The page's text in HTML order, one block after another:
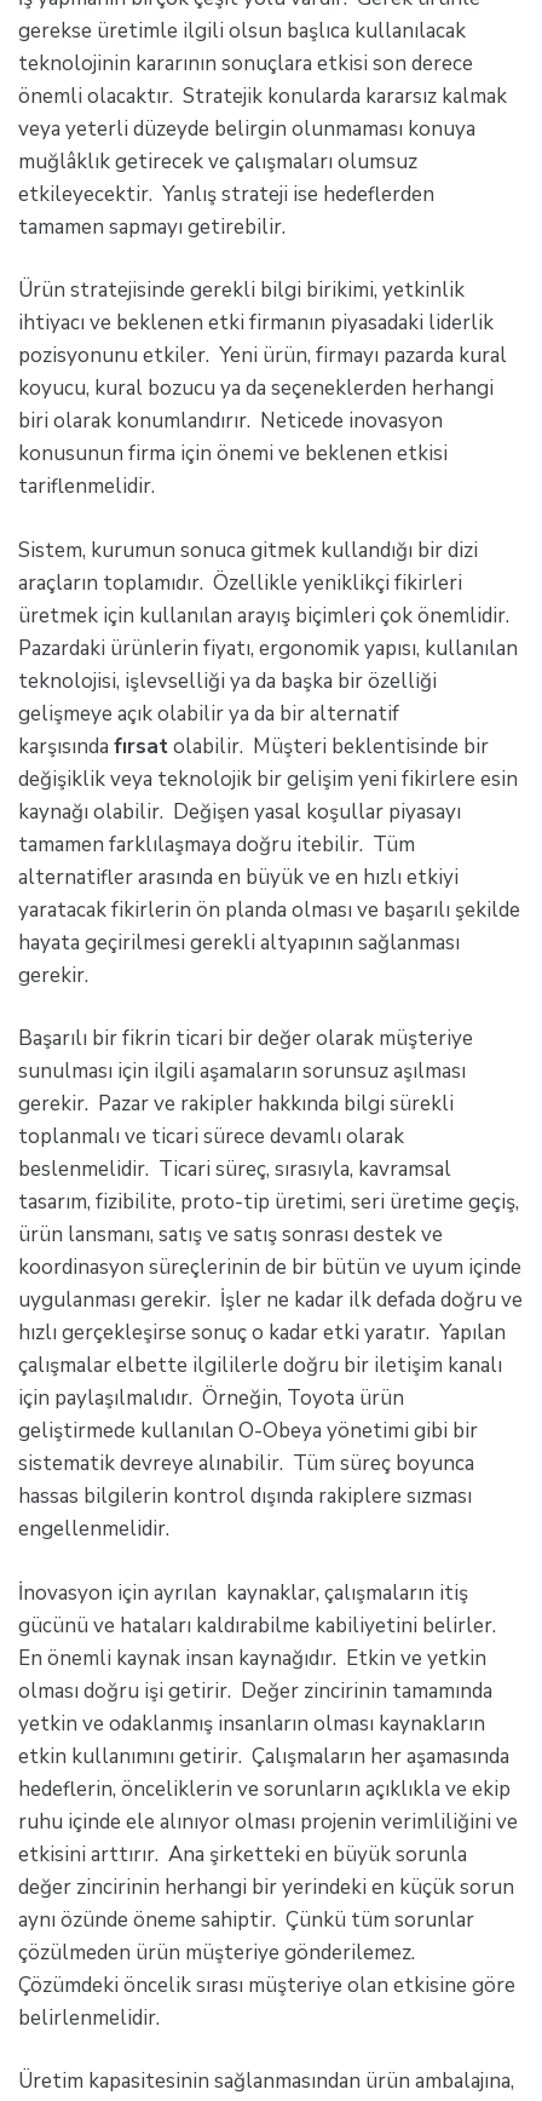
gerekse üretimle ilgili olsun başlıca kullanılacak
teknolojinin kararının sonuçlara etkisi son derece
önemli olacaktır. Stratejik konularda kararsız kalmak
veya yeterli düzeyde belirgin olunmaması konuya
muğlâklık getirecek ve çalışmaları olumsuz
etkileyecektir. Yanlış strateji ise hedeflerden
tamamen sapmayı getirebilir.
Ürün stratejisinde gerekli bilgi birikimi, yetkinlik
ihtiyacı ve beklenen etki firmanın piyasadaki liderlik
pozisyonunu etkiler. Yeni ürün, firmayı pazarda kural
koyucu, kural bozucu ya da seçeneklerden herhangi
biri olarak konumlandırır. Neticede inovasyon
konusunun firma için önemi ve beklenen etkisi
tariflenmelidir.
Sistem, kurumun sonuca gitmek kullandığı bir dizi
araçların toplamıdır. Özellikle yeniklikçi fikirleri
üretmek için kullanılan arayış biçimleri çok önemlidir.
Pazardaki ürünlerin fiyatı, ergonomik yapısı, kullanılan
teknolojisi, işlevselliği ya da başka bir özelliği
gelişmeye açık olabilir ya da bir alternatif
karşısında fırsatolabilir. Müşteri beklentisinde bir
değişiklik veya teknolojik bir gelişim yeni fikirlere esin
kaynağı olabilir. Değişen yasal koşullar piyasayı
tamamen farklılaşmaya doğru itebilir. Tüm
alternatifler arasında en büyük ve en hızlı etkiyi
yaratacak fikirlerin ön planda olması ve başarılı şekilde
hayata geçirilmesi gerekli altyapının sağlanması
gerekir.
Başarılı bir fikrin ticari bir değer olarak müşteriye
sunulması için ilgili aşamaların sorunsuz aşılması
gerekir. Pazar ve rakipler hakkında bilgi sürekli
toplanmalı ve ticari sürece devamlı olarak
beslenmelidir. Ticari süreç, sırasıyla, kavramsal
tasarım, fizibilite, proto-tip üretimi, seri üretime geçiş,
ürün lansmanı, satış ve satış sonrası destek ve
koordinasyon süreçlerinin de bir bütün ve uyum içinde
uygulanması gerekir. İşler ne kadar ilk defada doğru ve
hızlı gerçekleşirse sonuç o kadar etki yaratır. Yapılan
çalışmalar elbette ilgililerle doğru bir iletişim kanalı
için paylaşılmalıdır. Örneğin, Toyota ürün
geliştirmede kullanılan O-Obeya yönetimi gibi bir
sistematik devreye alınabilir. Tüm süreç boyunca
hassas bilgilerin kontrol dışında rakiplere sızması
engellenmelidir.
İnovasyon için ayrılan kaynaklar, çalışmaların itiş
gücünü ve hataları kaldırabilme kabiliyetini belirler.
En önemli kaynak insan kaynağıdır. Etkin ve yetkin
olması doğru işi getirir. Değer zincirinin tamamında
yetkin ve odaklanmış insanların olması kaynakların
etkin kullanımını getirir. Çalışmaların her aşamasında
hedeflerin, önceliklerin ve sorunların açıklıkla ve ekip
ruhu içinde ele alınıyor olması projenin verimliliğini ve
etkisini arttırır. Ana şirketteki en büyük sorunla
değer zincirinin herhangi bir yerindeki en küçük sorun
aynı özünde öneme sahiptir. Çünkü tüm sorunlar
çözülmeden ürün müşteriye gönderilemez.
Çözümdeki öncelik sırası müşteriye olan etkisine göre
belirlenmelidir.
Üretim kapasitesinin sağlanmasından ürün ambalajına,